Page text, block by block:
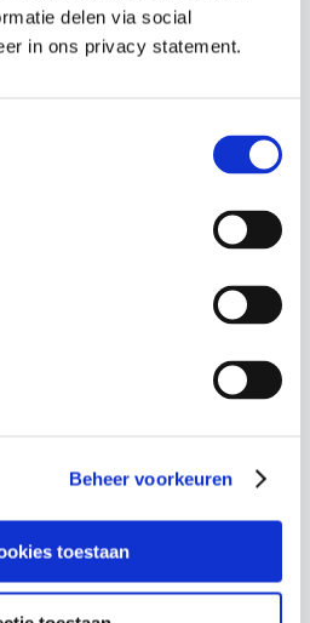
delen via social
in ons privacy statement.
Beheer voorkeuren
toestaan
en we nemen
wat past bij
de
aan